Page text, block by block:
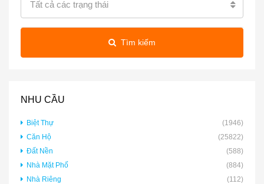
Tất cả các trạng thái
Tìm kiếm
NHU CẦU
Biệt Thự
(1946)
Căn Hộ
(25822)
Đất Nền
(588)
Nhà Mặt Phố
(884)
Nhà Riêng
(112)